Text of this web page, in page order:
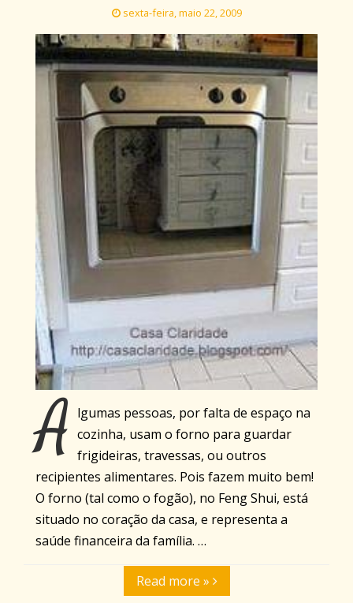
sexta-feira, maio 22, 2009
A lgumas pessoas, por falta de espaço na
cozinha, usam o forno para guardar
frigideiras, travessas, ou outros
recipientes alimentares. Pois fazem muito bem!
O forno (tal como o fogão), no Feng Shui, está
situado no coração da casa, e representa a
saúde financeira da família. …
Read more »